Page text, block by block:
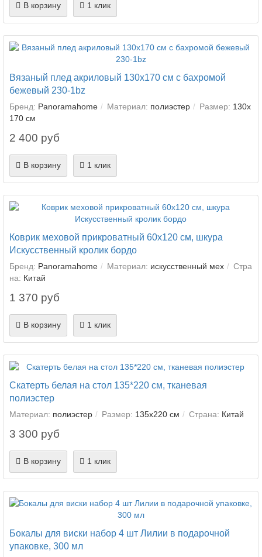
В корзину 1 клик
Вязаный плед акриловый 130х170 см с бахромой
бежевый 230-1bz
Бренд: Panoramahome Материал: полиэстер Размер: 130х
170 см
2 400 руб
В корзину 1 клик
Коврик меховой прикроватный 60х120 см, шкура
Искусственный кролик бордо
Бренд: Panoramahome Материал: искусственный мех
Стра
на: Китай
1 370 руб
В корзину 1 клик
Скатерть белая на стол 135*220 см, тканевая
полиэстер
Материал: полиэстер Размер: 135х220 см Страна: Китай
3 300 руб
В корзину 1 клик
Бокалы для виски набор 4 шт Лилии в подарочной
упаковке, 300 мл